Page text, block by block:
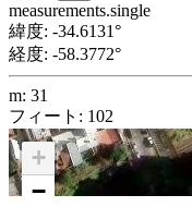
measurements.single
緯度: -34.6131°
経度: -58.3772°
m: 31
フィート : 102
+
−